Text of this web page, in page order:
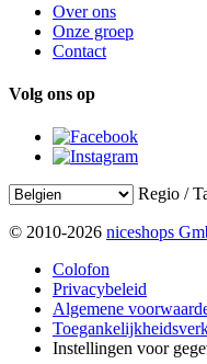
Over ons
Onze groep
Contact
Volg ons op
Regio /
© 2010-2026 niceshops
Colofon
Privacybeleid
Algemene
Instellingen voor